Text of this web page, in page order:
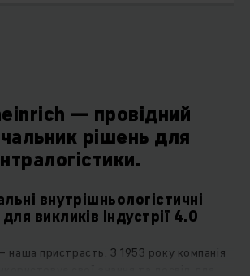
— провідний
рішень для
внутрішньологістичні
викликів Індустрії 4.0
наша пристрасть. З 1953 року компанія